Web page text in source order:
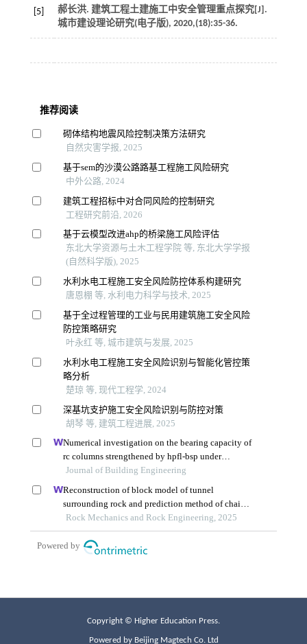
[5]
郝长洪. 建筑工程土建施工中安全管理重点探究[J].
城市建设理论研究(电子版), 2020,(18):35-36.
Copyright © Higher Education Press.
Powered by Beijing Magtech Co. Ltd